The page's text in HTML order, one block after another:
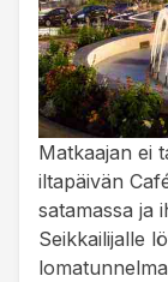
Matkaajan ei
iltapäivän
satamassa ja
Seikkailijalle